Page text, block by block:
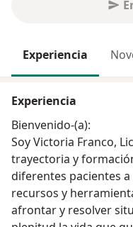
Experiencia
Experiencia
Bienvenido-(a):
Soy Victoria Franco, Lic. en
trayectoria y
diferentes pacientes
recursos y
afrontar y resolver